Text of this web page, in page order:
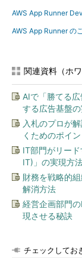
AWS App Runner
AWS App Runner の
関連資料（ホ
AIで「勝てる
する広告基盤の
入札のプロが
くためのポイン
IT部門がリー
IT)」の実現方
財務を戦略的
解消方法
経営企画部門
現させる秘訣
チェックしてお